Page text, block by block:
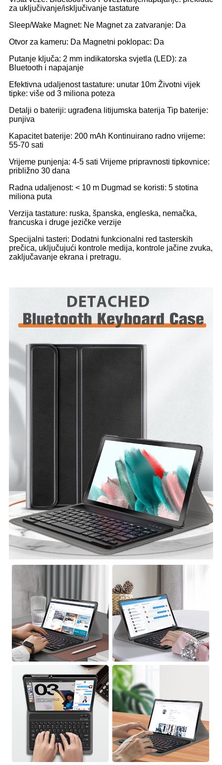
za uključivanje/isključivanje tastature
Sleep/Wake Magnet: Ne Magnet za zatvaranje: Da
Otvor za kameru: Da Magnetni poklopac: Da
Putanje ključa: 2 mm indikatorska svjetla (LED): za
Bluetooth i napajanje
Efektivna udaljenost tastature: unutar 10m Životni vijek
tipke: više od 3 miliona poteza
Detalji o bateriji: ugrađena litijumska baterija Tip baterije:
punjiva
Kapacitet baterije: 200 mAh Kontinuirano radno vrijeme:
55-70 sati
Vrijeme punjenja: 4-5 sati Vrijeme pripravnosti tipkovnice:
približno 30 dana
Radna udaljenost: < 10 m Dugmad se koristi: 5 stotina
miliona puta
Verzija tastature: ruska, španska, engleska, nemačka,
francuska i druge jezičke verzije
Specijalni tasteri: Dodatni funkcionalni red tasterskih
prečica, uključujući kontrole medija, kontrole jačine zvuka,
zaključavanje ekrana i pretragu.